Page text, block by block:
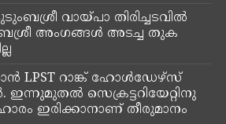
വായ്പാ തിരിച്ചടവിൽ
അംഗങ്ങൾ അടച്ച തുക
LPST റാങ്ക് ഹോൾഡേഴ്സ്
സെക്രട്ടറിയേറ്റിനു
ഇരിക്കാനാണ് തീരുമാനം